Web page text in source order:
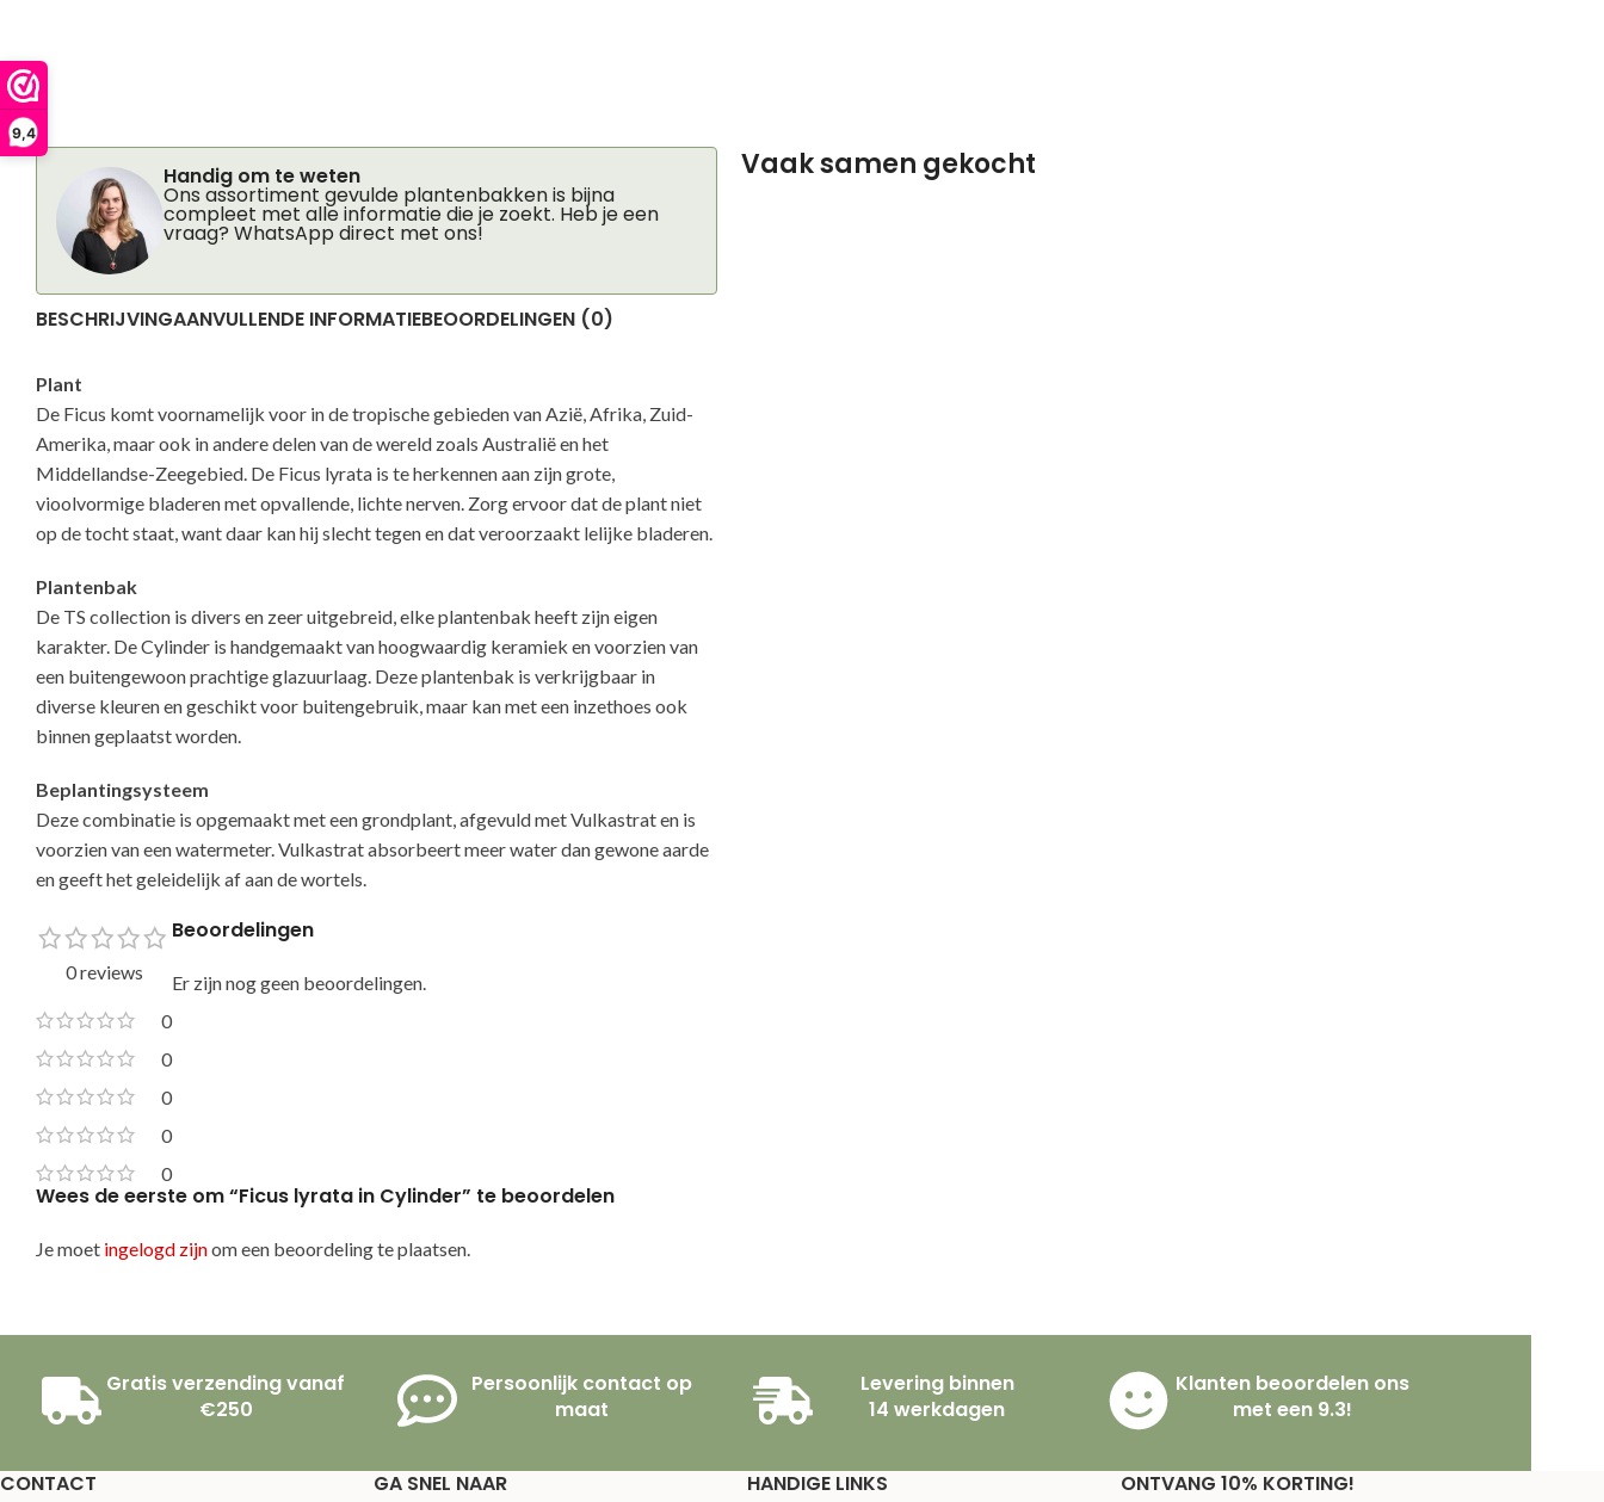
9,4
Handig om te weten
Ons assortiment gevulde plantenbakken is bijna
compleet met alle informatie die je zoekt. Heb je een
vraag? WhatsApp direct met ons!
BESCHRIJVINGAANVULLENDE INFORMATIEBEOORDELINGEN (0)
Plant
De Ficus komt voornamelijk voor in de tropische gebieden van Azië, Afrika, Zuid-
Amerika, maar ook in andere delen van de wereld zoals Australië en het
Middellandse-Zeegebied. De Ficus lyrata is te herkennen aan zijn grote,
vioolvormige bladeren met opvallende, lichte nerven. Zorg ervoor dat de plant niet
op de tocht staat, want daar kan hij slecht tegen en dat veroorzaakt lelijke bladeren.
Plantenbak
De TS collection is divers en zeer uitgebreid, elke plantenbak heeft zijn eigen
karakter. De Cylinder is handgemaakt van hoogwaardig keramiek en voorzien van
een buitengewoon prachtige glazuurlaag. Deze plantenbak is verkrijgbaar in
diverse kleuren en geschikt voor buitengebruik, maar kan met een inzethoes ook
binnen geplaatst worden.
Beplantingsysteem
Deze combinatie is opgemaakt met een grondplant, afgevuld met Vulkastrat en is
voorzien van een watermeter. Vulkastrat absorbeert meer water dan gewone aarde
en geeft het geleidelijk af aan de wortels.
0 reviews
0
0
0
0
0
Beoordelingen
Er zijn nog geen beoordelingen.
Wees de eerste om “Ficus lyrata in Cylinder” te beoordelen
Je moet ingelogd zijnom een beoordeling te plaatsen.
Vaak samen gekocht
Gratis verzending vanaf
€250
Persoonlijk contact op
maat
Levering binnen
14 werkdagen
Klanten beoordelen ons
met een 9.3!
CONTACT GA SNEL NAAR HANDIGE LINKS ONTVANG 10% KORTING!